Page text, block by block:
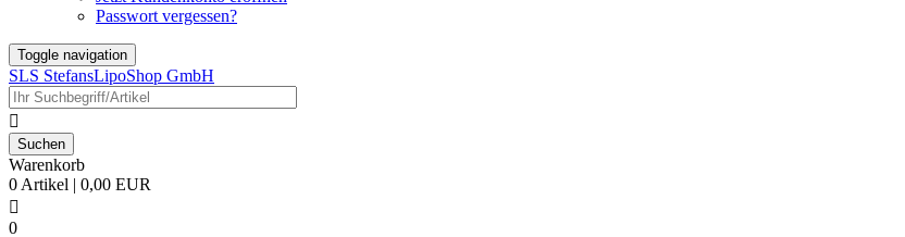
Passwort vergessen?
Toggle navigation
SLS StefansLipoShop GmbH

Warenkorb
0 Artikel | 0,00 EUR

0